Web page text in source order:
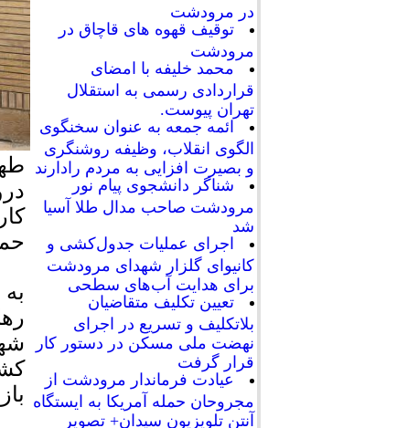
در مرودشت
توقیف قهوه های قاچاق در
مرودشت
محمد خلیفه با امضای
قراردادی رسمی به استقلال
تهران پیوست.
ائمه جمعه به عنوان سخنگوی
الگوی انقلاب، وظیفه روشنگری
و بصیرت افزایی به مردم رادارند
شناگر دانشجوی پیام نور
مرودشت صاحب مدال طلا آسیا
شد
اجرای عملیات جدول‌کشی و
کانیوای گلزار شهدای مرودشت
برای هدایت آب‌های سطحی
تعیین تکلیف متقاضیان
بلاتکلیف و تسریع در اجرای
نهضت ملی مسکن در دستور کار
قرار گرفت
عیادت فرماندار مرودشت از
مجروحان حمله آمریکا به ایستگاه
آنتن تلویزیون سیدان+ تصویر